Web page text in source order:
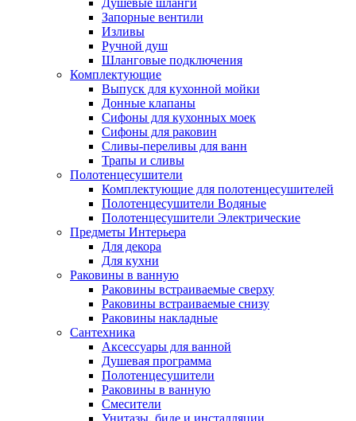
Душевые шланги
Запорные вентили
Изливы
Ручной душ
Шланговые подключения
Комплектующие
Выпуск для кухонной мойки
Донные клапаны
Сифоны для кухонных моек
Сифоны для раковин
Сливы-переливы для ванн
Трапы и сливы
Полотенцесушители
Комплектующие для полотенцесушителей
Полотенцесушители Водяные
Полотенцесушители Электрические
Предметы Интерьера
Для декора
Для кухни
Раковины в ванную
Раковины встраиваемые сверху
Раковины встраиваемые снизу
Раковины накладные
Сантехника
Аксессуары для ванной
Душевая программа
Полотенцесушители
Раковины в ванную
Смесители
Унитазы, биде и инсталляции